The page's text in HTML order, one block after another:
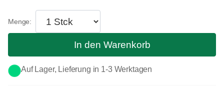
Auf Lager, Lieferung in 1-3 Werktagen
In den Warenkorb